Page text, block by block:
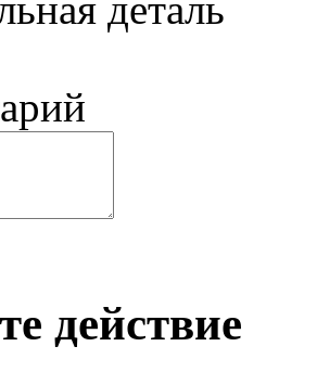
деталь
действие